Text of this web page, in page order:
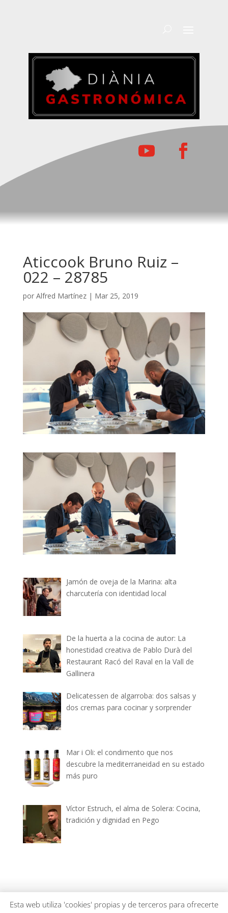
Aticcook Bruno Ruiz –
022 – 28785
por Alfred Martínez| Mar 25, 2019
Jamón de oveja de la Marina: alta
charcutería con identidad local
De la huerta a la cocina de autor: La
honestidad creativa de Pablo Durà del
Restaurant Racó del Raval en la Vall de
Gallinera
Delicatessen de algarroba: dos salsas y
dos cremas para cocinar y sorprender
Mar i Oli: el condimento que nos
descubre la mediterraneidad en su estado
más puro
Víctor Estruch, el alma de Solera: Cocina,
tradición y dignidad en Pego
dianiagastronomica.com © 2026
Esta web utiliza 'cookies' propias y de terceros para ofrecerte